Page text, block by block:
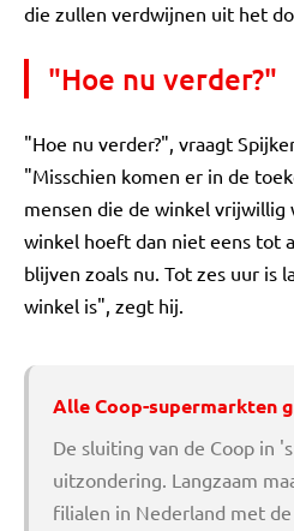
die zullen verdwijnen uit het
"Hoe nu verder?"
"Hoe nu verder?", vraagt
"Misschien komen er in de
mensen die de winkel vrijwillig
winkel hoeft dan niet eens tot
blijven zoals nu. Tot zes uur is
winkel is", zegt hij.
Alle Coop-supermarkten
De sluiting van de Coop in
uitzondering. Langzaam
filialen in Nederland met